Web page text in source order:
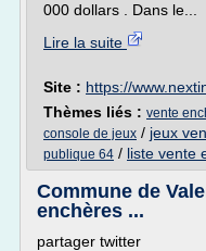
000 dollars . Dans le...
Lire la suite
Site : https://
Thèmes liés : vente
console de jeux / jeux
publique 64 / liste vente
Commune de
enchères ...
partager twitter